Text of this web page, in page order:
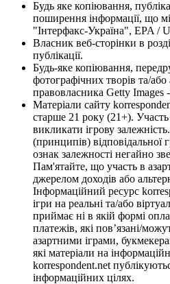
Будь яке копіювання,
поширення інформації, що
"Інтерфакс-Україна", EPA /
Власник веб-сторінки в
публікації.
Будь-яке копіювання,
фотографічних творів та/або
правовласника Getty Images
Матеріали сайту
старше 21 року (21+).
викликати ігрову
(принципів)
ознак залежності негайно
Пам'ятайте, що участь в
джерелом доходів або
Інформаційний ресурс
ігри на реальні та/або
приймає ні в якій формі
платежів, які пов’язані/
азартними іграми,
які матеріали на
korrespondent.net
інформаційних цілях.